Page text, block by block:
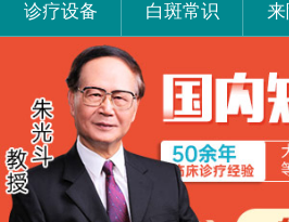
诊疗设备 白斑常识